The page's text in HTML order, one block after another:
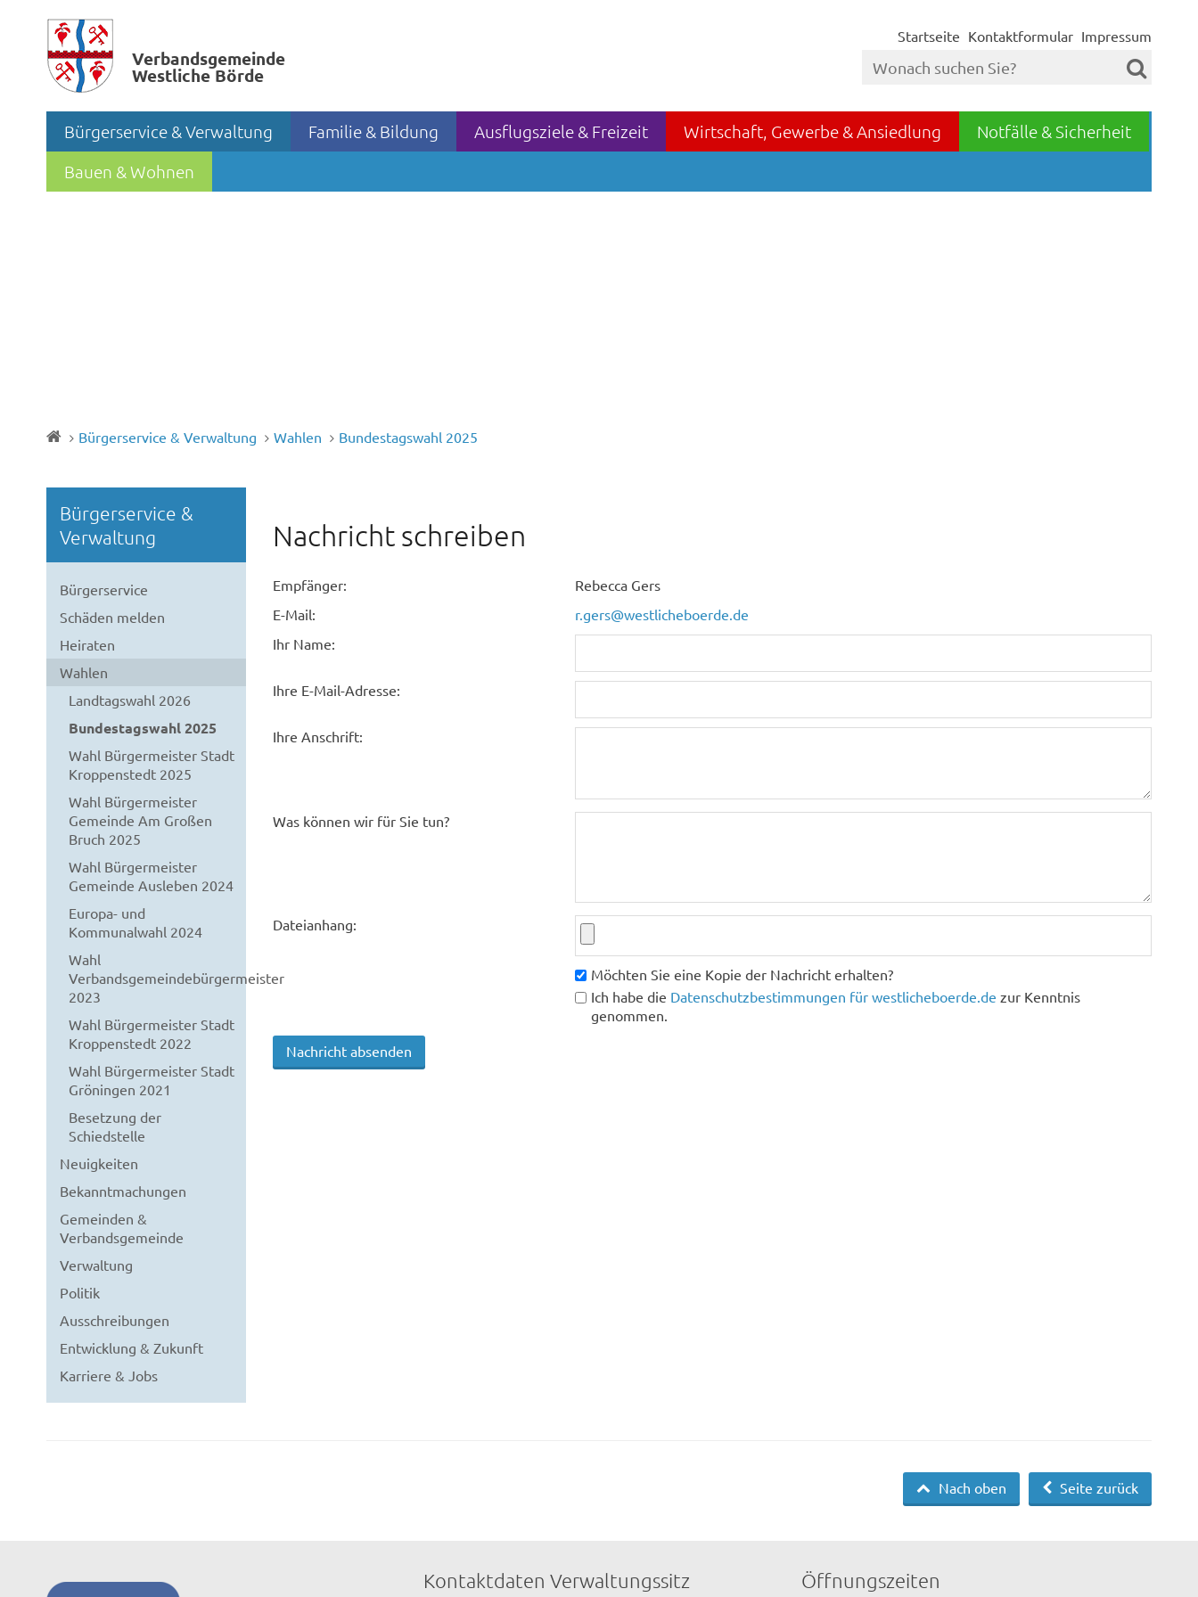
Verbands­gemeinde
Westliche Börde
Startseite Kontaktformular Impressum
Bürgerservice & Verwaltung Familie & Bildung Ausflugsziele & Freizeit Wirtschaft, Gewerbe & Ansiedlung
Notfälle & Sicherheit
Bauen & Wohnen
Bürgerservice & Verwaltung Wahlen Bundestagswahl 2025
Bürgerservice &
Verwaltung
Bürgerservice
Schäden melden
Heiraten
Wahlen
Landtagswahl 2026
Bundestagswahl 2025
Wahl Bürgermeister Stadt
Kroppenstedt 2025
Wahl Bürgermeister
Gemeinde Am Großen
Bruch 2025
Wahl Bürgermeister
Gemeinde Ausleben 2024
Europa- und
Kommunalwahl 2024
Wahl
Verbandsgemeindebürgermeister
2023
Wahl Bürgermeister Stadt
Kroppenstedt 2022
Wahl Bürgermeister Stadt
Gröningen 2021
Besetzung der
Schiedstelle
Neuigkeiten
Bekanntmachungen
Gemeinden &
Verbandsgemeinde
Verwaltung
Politik
Ausschreibungen
Entwicklung & Zukunft
Karriere & Jobs
Nachricht schreiben
Empfänger:
Rebecca Gers
E-Mail:
r.gers@westlicheboerde.de
Ihr Name:
Ihre E-Mail-Adresse:
Ihre Anschrift:
Was können wir für Sie tun?
Dateianhang:
Möchten Sie eine Kopie der Nachricht erhalten?
Ich habe die Datenschutzbestimmungen für westlicheboerde.de zur Kenntnis
genommen.
Seite zurück
Nach oben
Kontaktdaten Verwaltungssitz Öffnungszeiten